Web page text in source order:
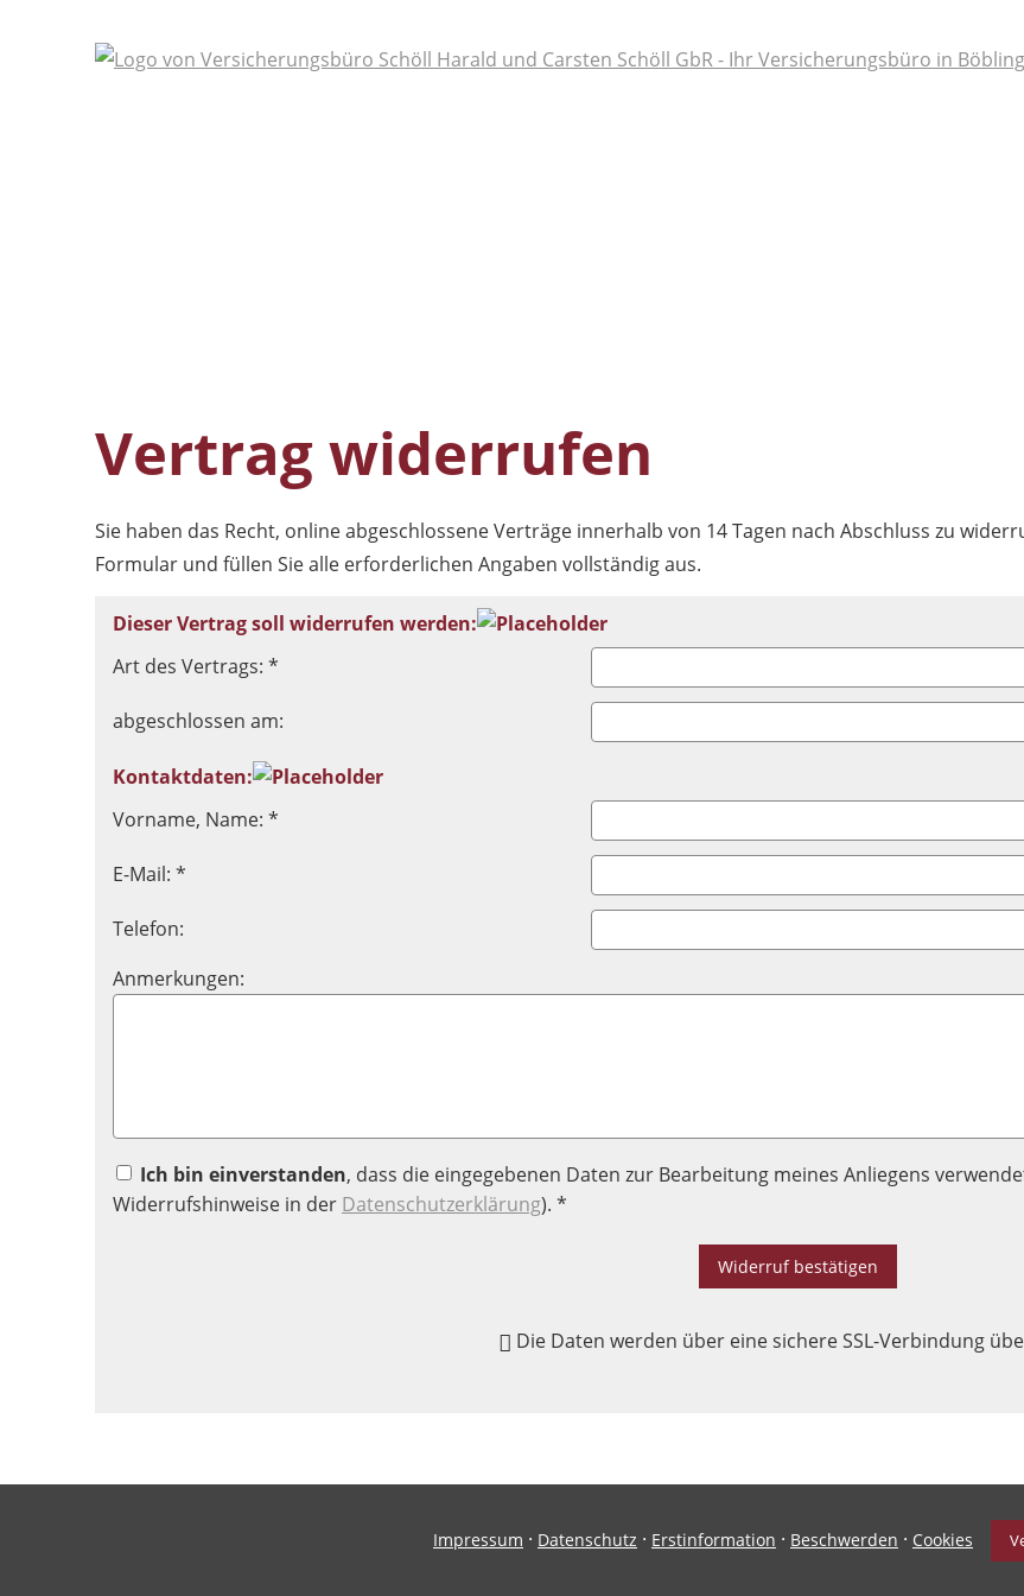
Vertrag widerrufen
Sie haben das Recht, online abgeschlossene Verträge innerhalb von 14 Tagen nach Abschluss zu
Formular und füllen Sie alle erforderlichen Angaben vollständig aus.
Dieser Vertrag soll widerrufen werden:
Art des Vertrags: *
abgeschlossen am:
Kontaktdaten:
Vorname, Name: *
E-Mail: *
Telefon:
Anmerkungen:
Ich bin einverstanden, dass die eingegebenen Daten zur Bearbeitung meines Anliegens
Widerrufshinweise in der Datenschutzerklärung). *
Widerruf bestätigen
Die Daten werden über eine sichere SSL-Verbindung
Impressum · Datenschutz · Erstinformation · Beschwerden · Cookies